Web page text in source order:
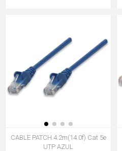
CABLE PATCH 4.2m(14.0f) Cat 5e
UTP AZUL